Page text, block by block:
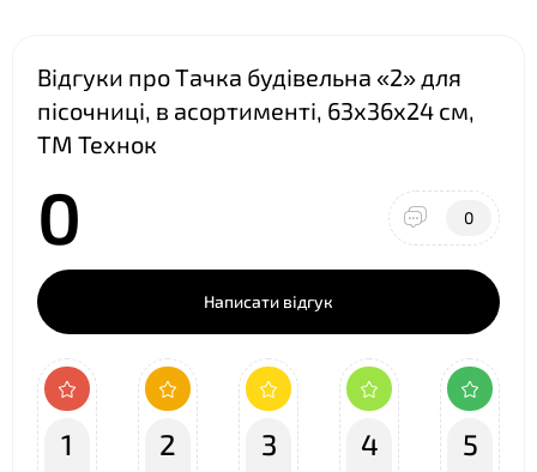
Відгуки про Тачка будівельна «2» для
пісочниці, в асортименті, 63х36х24 см,
ТМ Технок
0 0
Написати відгук
1 2 3 4 5